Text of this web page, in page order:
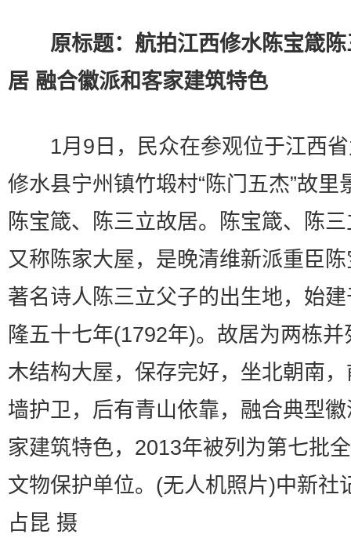
原标题：航拍江西修水陈宝箴陈
居 融合徽派和客家建筑特色
1月9日，民众在参观位于江西省
修水县宁州镇竹塅村“陈门五杰”故里
陈宝箴、陈三立故居。陈宝箴、陈
又称陈家大屋，是晚清维新派重臣
著名诗人陈三立父子的出生地，始
隆五十七年(1792年)。故居为两栋并
木结构大屋，保存完好，坐北朝南
墙护卫，后有青山依靠，融合典型
家建筑特色，2013年被列为第七批
文物保护单位。(无人机照片)中新社
占昆 摄